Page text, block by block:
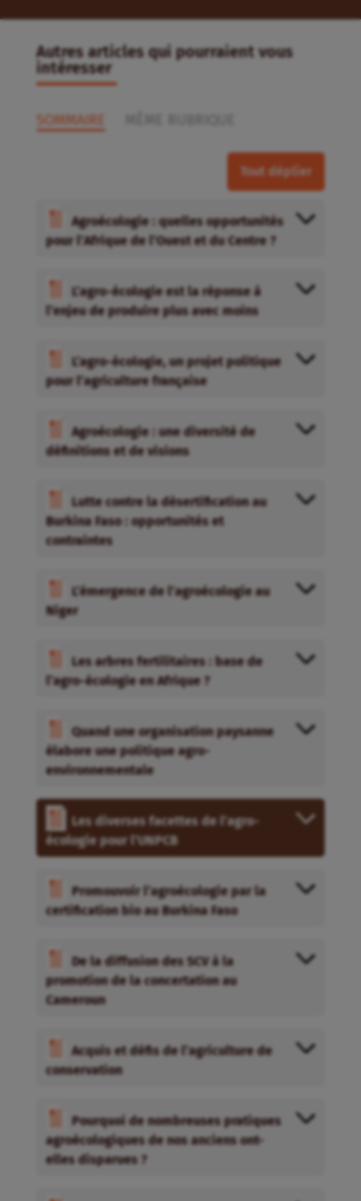
Autres articles qui pourraient vous
intéresser
SOMMAIRE
Tout déplier
Agroécologie : quelles opportunités
pour l’Afrique de l’Ouest et du Centre ?
L’agro-écologie est la réponse à
l’enjeu de produire plus avec moins
L’agro-écologie, un projet politique
pour l’agriculture française
Agroécologie : une diversité de
définitions et de visions
Lutte contre la désertification au
Burkina Faso : opportunités et
contraintes
L’émergence de l’agroécologie au
Niger
Les arbres fertilitaires : base de
l’agro-écologie en Afrique ?
Quand une organisation paysanne
élabore une politique agro-
environnementale
Les diverses facettes de l’agro-
écologie pour l’UNPCB
Promouvoir l’agroécologie par la
certification bio au Burkina Faso
De la diffusion des SCV à la
promotion de la concertation au
Cameroun
Acquis et défis de l’agriculture de
conservation
Pourquoi de nombreuses pratiques
agroécologiques de nos anciens ont-
elles disparues ?